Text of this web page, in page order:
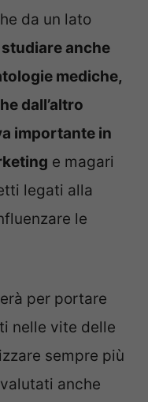
da un lato
anche
mediche,
dall’altro
importante in
e magari
legati alla
le
per portare
nelle vite delle
sempre più
anche